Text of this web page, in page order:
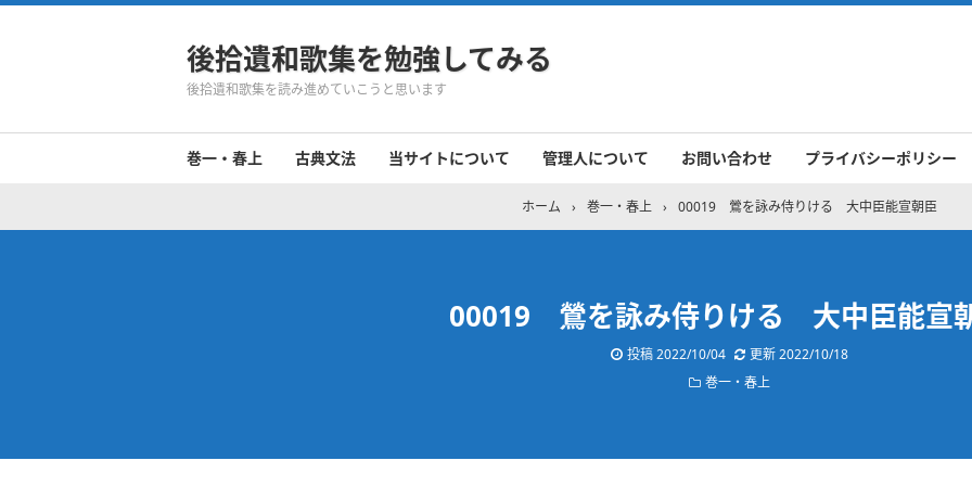
後拾遺和歌集を勉強してみる
後拾遺和歌集を読み進めていこうと思います
巻一・春上 古典文法 当サイトについて 管理人について お問い合わせ プライバシーポリシー
ホーム › 巻一・春上 › 00019 鶯を詠み侍りける 大中臣能宣朝臣
00019 鶯を詠み侍りける 大中臣能宣
投稿2022/10/04 更新2022/10/18
巻一・春上